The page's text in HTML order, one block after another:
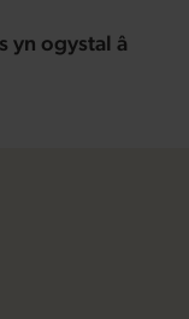
yn ogystal â